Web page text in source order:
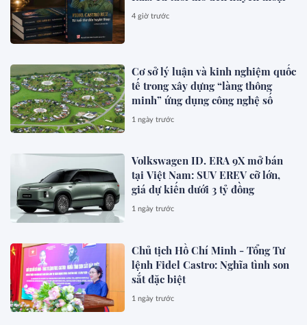
4 giờ trước
Cơ sở lý luận và kinh nghiệm quốc
tế trong xây dựng “làng thông
minh” ứng dụng công nghệ số
1 ngày trước
Volkswagen ID. ERA 9X mở bán
tại Việt Nam: SUV EREV cỡ lớn,
giá dự kiến dưới 3 tỷ đồng
1 ngày trước
Chủ tịch Hồ Chí Minh - Tổng Tư
lệnh Fidel Castro: Nghĩa tình son
sắt đặc biệt
1 ngày trước